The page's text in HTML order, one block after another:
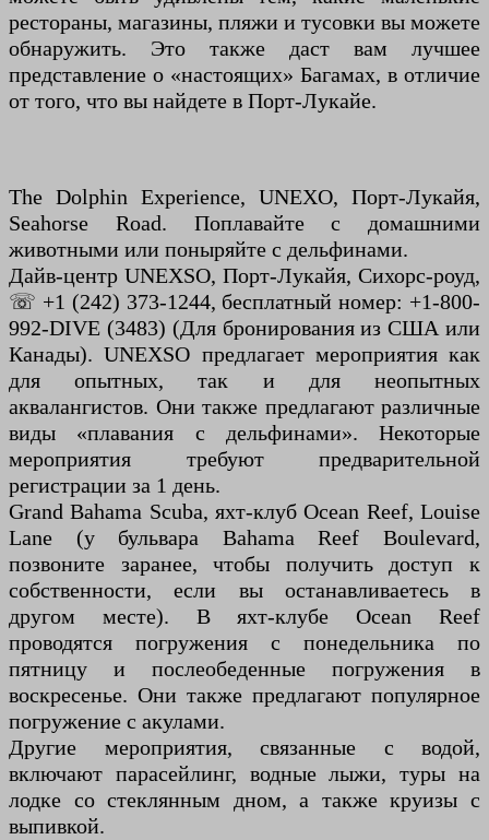
рестораны, магазины, пляжи и тусовки вы можете
обнаружить. Это также даст вам лучшее
представление о «настоящих» Багамах, в отличие
от того, что вы найдете в Порт-Лукайе.
The Dolphin Experience, UNEXO, Порт-Лукайя,
Seahorse Road. Поплавайте с домашними
животными или поныряйте с дельфинами.
Дайв-центр UNEXSO, Порт-Лукайя, Сихорс-роуд,
☏ +1 (242) 373-1244, бесплатный номер: +1-800-
992-DIVE (3483) (Для бронирования из США или
Канады). UNEXSO предлагает мероприятия как
для опытных, так и для неопытных
аквалангистов. Они также предлагают различные
виды «плавания с дельфинами». Некоторые
мероприятия требуют предварительной
регистрации за 1 день.
Grand Bahama Scuba, яхт-клуб Ocean Reef, Louise
Lane (у бульвара Bahama Reef Boulevard,
позвоните заранее, чтобы получить доступ к
собственности, если вы останавливаетесь в
другом месте). В яхт-клубе Ocean Reef
проводятся погружения с понедельника по
пятницу и послеобеденные погружения в
воскресенье. Они также предлагают популярное
погружение с акулами.
Другие мероприятия, связанные с водой,
включают парасейлинг, водные лыжи, туры на
лодке со стеклянным дном, а также круизы с
выпивкой.